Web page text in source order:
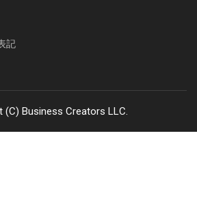
記
(C) Business Creators LLC.